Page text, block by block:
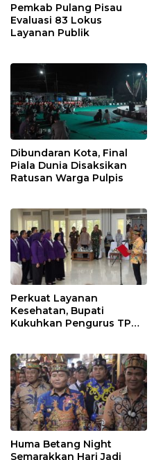
Pemkab Pulang Pisau
Evaluasi 83 Lokus
Layanan Publik
Dibundaran Kota, Final
Piala Dunia Disaksikan
Ratusan Warga Pulpis
Perkuat Layanan
Kesehatan, Bupati
Kukuhkan Pengurus TP
Huma Betang Night
Semarakkan Hari Jadi